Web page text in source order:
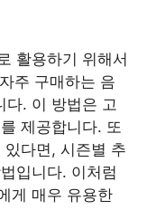
활용하기 위해서
주 구매하는 음
다. 이 방법은 고
제공합니다. 또
다면, 시즌별 추
입니다. 이처럼
게 매우 유용한